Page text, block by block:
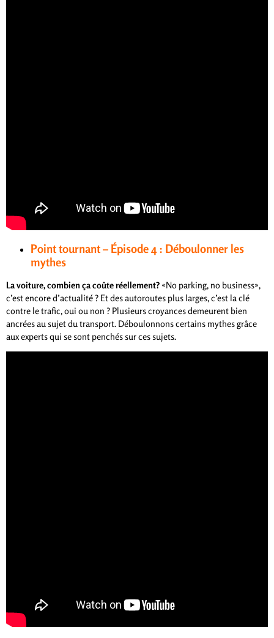
Point tournant – Épisode 4 : Déboulonner les
mythes
La voiture, combien ça coûte réellement? «No parking, no business»,
c’est encore d’actualité ? Et des autoroutes plus larges, c’est la clé
contre le trafic, oui ou non ? Plusieurs croyances demeurent bien
ancrées au sujet du transport. Déboulonnons certains mythes grâce
aux experts qui se sont penchés sur ces sujets.